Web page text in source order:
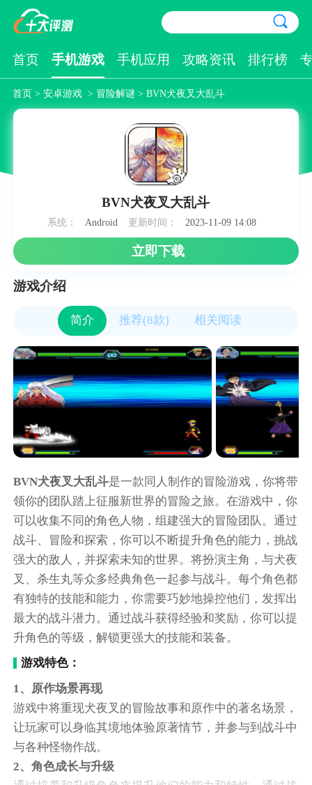
首页 手机游戏 手机应用 攻略资讯 排行榜
首页> 安卓游戏 > 冒险解谜> BVN犬夜叉大乱斗
BVN犬夜叉大乱斗
系统： Android 更新时间： 2023-11-09 14:08
立即下载
游戏介绍
简介 推荐(8款) 相关阅读
BVN犬夜叉大乱斗是一款同人制作的冒险游戏，你将带
领你的团队踏上征服新世界的冒险之旅。在游戏中，你
可以收集不同的角色人物，组建强大的冒险团队。通过
战斗、冒险和探索，你可以不断提升角色的能力，挑战
强大的敌人，并探索未知的世界。将扮演主角，与犬夜
叉、杀生丸等众多经典角色一起参与战斗。每个角色都
有独特的技能和能力，你需要巧妙地操控他们，发挥出
最大的战斗潜力。通过战斗获得经验和奖励，你可以提
升角色的等级，解锁更强大的技能和装备。
游戏特色：
1、原作场景再现
游戏中将重现犬夜叉的冒险故事和原作中的著名场景，
让玩家可以身临其境地体验原著情节，并参与到战斗中
与各种怪物作战。
2、角色成长与升级